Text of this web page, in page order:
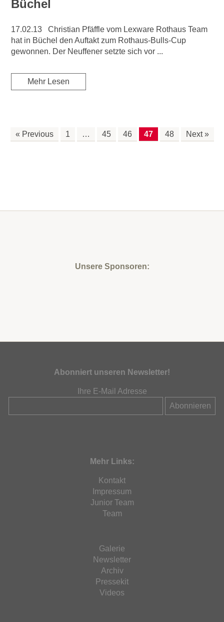
Büchel
17.02.13 Christian Pfäffle vom Lexware Rothaus Team
hat in Büchel den Auftakt zum Rothaus-Bulls-Cup
gewonnen. Der Neuffener setzte sich vor ...
Mehr Lesen
« Previous 1 … 45 46 47 48 Next »
Unsere Sponsoren:
Abonniert unseren Newsletter!
Ihre E-Mail Adresse
Mehr Links:
Kontakt
Impressum
Junior Team
Team
Galerie
Newsletter
Archiv
Pressekit
Videos